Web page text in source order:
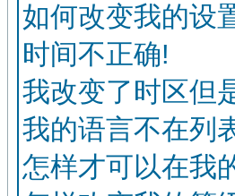
如何改变我的设
时间不正确!
我改变了时区但
我的语言不在列
怎样才可以在我